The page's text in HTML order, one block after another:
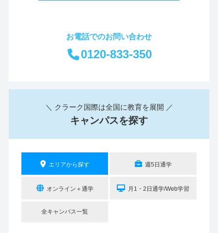
お電話でのお問い合わせ
0120-833-350
＼ クラーク国際は全国に教育を展開 ／
キャンパスを探す
エリアから探す 週5日通学
オンライン＋通学 月1・2日通学/Web学習
全キャンパス一覧